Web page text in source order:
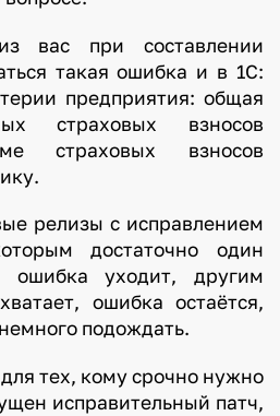
вас при составлении
такая ошибка и в 1С:
предприятия: общая
страховых взносов
страховых взносов
релизы с исправлением
достаточно один
ошибка уходит, другим
ошибка остаётся,
подождать.
тех, кому срочно нужно
исправительный патч,